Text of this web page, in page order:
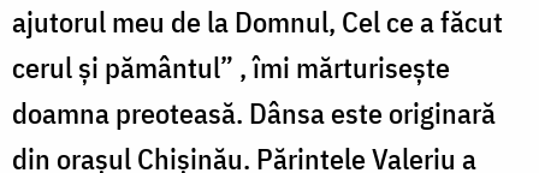
ajutorul meu de la Domnul, Cel ce a făcut
cerul și pământul” , îmi mărturisește
doamna preoteasă. Dânsa este originară
din orașul Chişinău. Părintele Valeriu a